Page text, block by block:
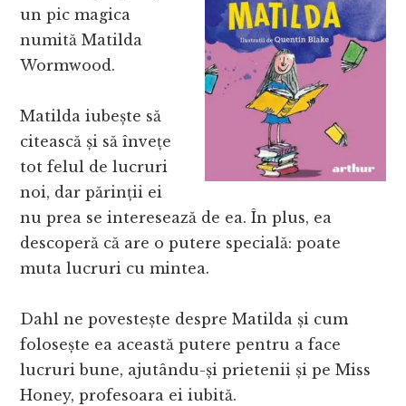
un pic magica
numită Matilda
Wormwood.
Matilda iubește să
citească și să învețe
tot felul de lucruri
noi, dar părinții ei
nu prea se interesează de ea. În plus, ea
descoperă că are o putere specială: poate
muta lucruri cu mintea.
Dahl ne povestește despre Matilda și cum
folosește ea această putere pentru a face
lucruri bune, ajutându-și prietenii și pe Miss
Honey, profesoara ei iubită.